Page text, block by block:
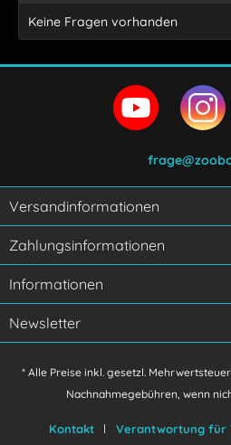
Ich habe die
verstanden und stimme zu.
Mit * gekennzeichnete Felder sind
Keine Fragen vorhanden
Versandinformationen
Zahlungsinformationen
Informationen
Newsletter
* Alle Preise inkl. gesetzl.
Nachnahmegebühren, wenn
Kontakt Verantwortung für